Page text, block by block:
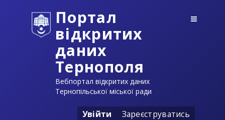
Портал
відкритих
даних
Тернополя
Вебпортал відкритих даних
Тернопільської міської ради
Увійти Зареєструватись